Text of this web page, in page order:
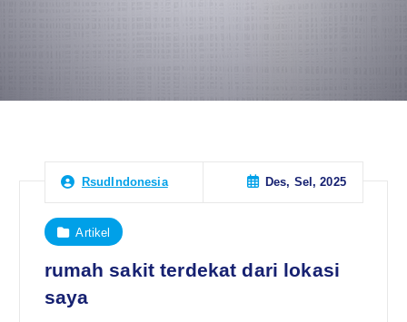
RsudIndonesia Des, Sel, 2025
Artikel
rumah sakit terdekat dari lokasi
saya